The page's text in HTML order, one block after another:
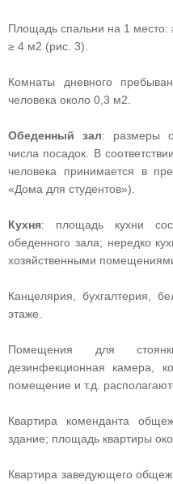
Площадь спальни на 1
≥ 4 м2 (рис. 3).
Комнаты дневного
человека около 0,3 м2.
Обеденный зал: размеры
числа посадок. В
человека принимается в
«Дома для студентов»).
Кухня: площадь кухни
обеденного зала; нередко
хозяйственными
Канцелярия, бухгалтерия,
этаже.
Помещения для
дезинфекционная камера,
помещение и т.д.
Квартира коменданта
здание; площадь квартиры
Квартира заведующего